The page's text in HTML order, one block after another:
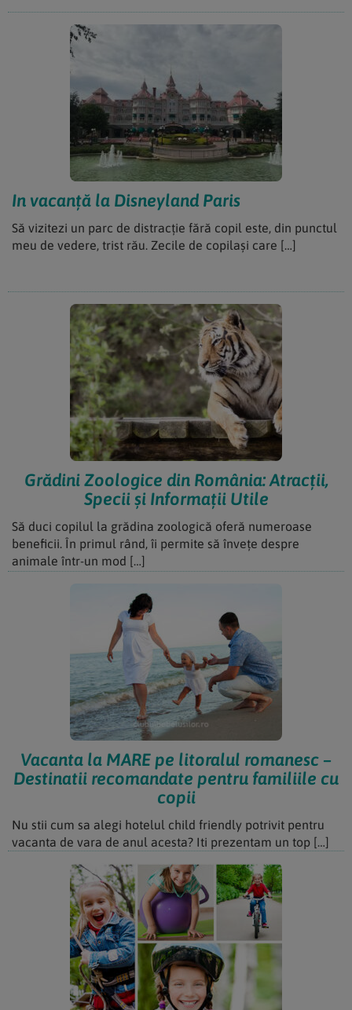
In vacanță la Disneyland Paris
Să vizitezi un parc de distracție fără copil este, din punctul
meu de vedere, trist rău. Zecile de copilași care […]
Grădini Zoologice din România: Atracții,
Specii și Informații Utile
Să duci copilul la grădina zoologică oferă numeroase
beneficii. În primul rând, îi permite să învețe despre
animale într-un mod […]
Vacanta la MARE pe litoralul romanesc –
Destinatii recomandate pentru familiile cu
copii
Nu stii cum sa alegi hotelul child friendly potrivit pentru
vacanta de vara de anul acesta? Iti prezentam un top […]